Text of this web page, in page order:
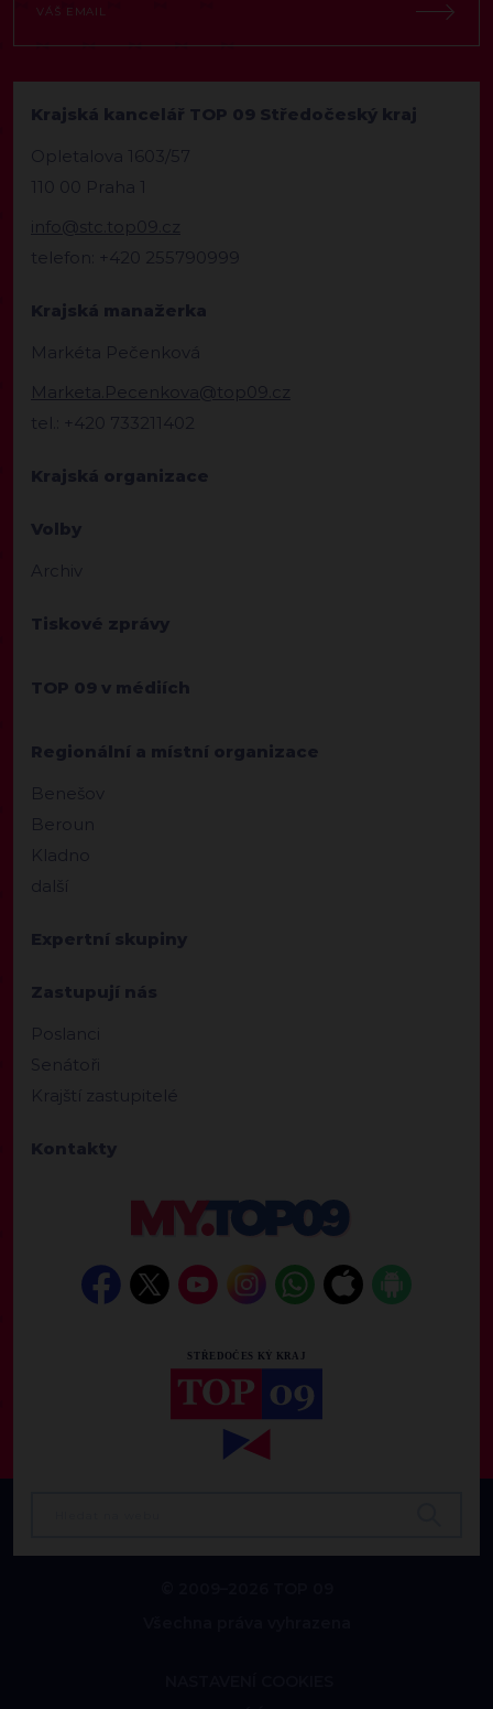
Krajská kancelář TOP 09 Středočeský kraj
Opletalova 1603/57
110 00 Praha 1
info@stc.top09.cz
telefon: +420 255790999
Krajská manažerka
Markéta Pečenková
Marketa.Pecenkova@top09.cz
tel.: +420 733211402
Krajská organizace
Volby
Archiv
Tiskové zprávy
TOP 09 v médiích
Regionální a místní organizace
Benešov
Beroun
Kladno
další
Expertní skupiny
Zastupují nás
Poslanci
Senátoři
Krajští zastupitelé
Kontakty